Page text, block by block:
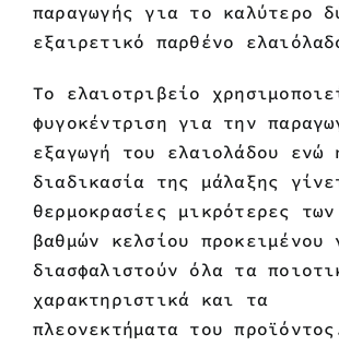
παραγωγής για το καλύτερο
εξαιρετικό παρθένο
Το ελαιοτριβείο
φυγοκέντριση για την
εξαγωγή του ελαιολάδου ενώ
διαδικασία της μάλαξης
θερμοκρασίες μικρότερες
βαθμών κελσίου προκειμένου
διασφαλιστούν όλα τα
χαρακτηριστικά και τα
πλεονεκτήματα του